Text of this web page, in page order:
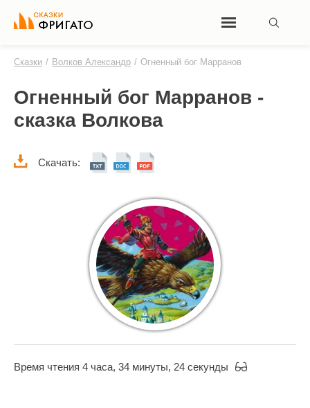
Сказки / Волков Александр / Огненный бог Марранов
Огненный бог Марранов -
сказка Волкова
Скачать:
Время чтения 4 часа, 34 минуты, 24 секунды